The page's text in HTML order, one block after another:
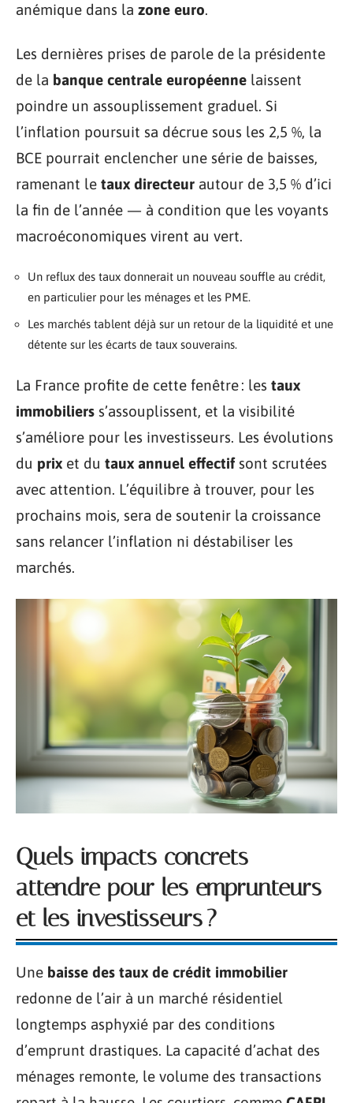
anémique dans la zone euro.
Les dernières prises de parole de la présidente
de la banque centrale européenne laissent
poindre un assouplissement graduel. Si
l’inflation poursuit sa décrue sous les 2,5 %, la
BCE pourrait enclencher une série de baisses,
ramenant le taux directeur autour de 3,5 % d’ici
la fin de l’année — à condition que les voyants
macroéconomiques virent au vert.
Un reflux des taux donnerait un nouveau souffle au crédit,
en particulier pour les ménages et les PME.
Les marchés tablent déjà sur un retour de la liquidité et une
détente sur les écarts de taux souverains.
La France profite de cette fenêtre : les taux
immobiliers s’assouplissent, et la visibilité
s’améliore pour les investisseurs. Les évolutions
du prix et du taux annuel effectifsont scrutées
avec attention. L’équilibre à trouver, pour les
prochains mois, sera de soutenir la croissance
sans relancer l’inflation ni déstabiliser les
marchés.
Quels impacts concrets
attendre pour les emprunteurs
et les investisseurs ?
Une baisse des taux de crédit immobilier
redonne de l’air à un marché résidentiel
longtemps asphyxié par des conditions
d’emprunt drastiques. La capacité d’achat des
ménages remonte, le volume des transactions